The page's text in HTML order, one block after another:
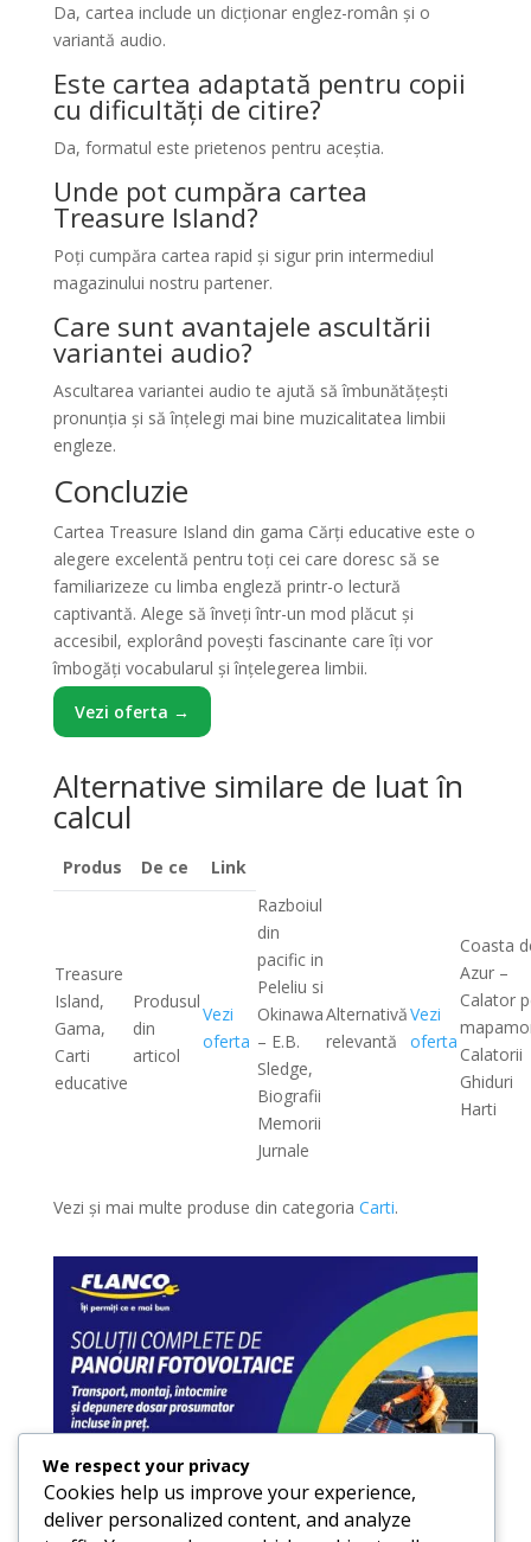
Da, cartea include un dicționar englez-român și o
variantă audio.
Este cartea adaptată pentru copii
cu dificultăți de citire?
Da, formatul este prietenos pentru aceștia.
Unde pot cumpăra cartea
Treasure Island?
Poți cumpăra cartea rapid și sigur prin intermediul
magazinului nostru partener.
Care sunt avantajele ascultării
variantei audio?
Ascultarea variantei audio te ajută să îmbunătățești
pronunția și să înțelegi mai bine muzicalitatea limbii
engleze.
Concluzie
Cartea Treasure Island din gama Cărți educative este o
alegere excelentă pentru toți cei care doresc să se
familiarizeze cu limba engleză printr-o lectură
captivantă. Alege să înveți într-un mod plăcut și
accesibil, explorând povești fascinante care îți vor
îmbogăți vocabularul și înțelegerea limbii.
Vezi oferta →
Alternative similare de luat în
calcul
Produs De ce Link
Treasure
Island,
Gama,
Carti
educative
Produsul
din
articol
Vezi
oferta
Razboiul
din
pacific in
Peleliu si
Okinawa
– E.B.
Sledge,
Biografii
Memorii
Jurnale
Alternativă
relevantă
Vezi
oferta
Coasta
Azur –
Calator
Calatorii
Ghiduri
Harti
Vezi și mai multe produse din categoria Carti.
We respect your privacy
Cookies help us improve your experience,
deliver personalized content, and analyze